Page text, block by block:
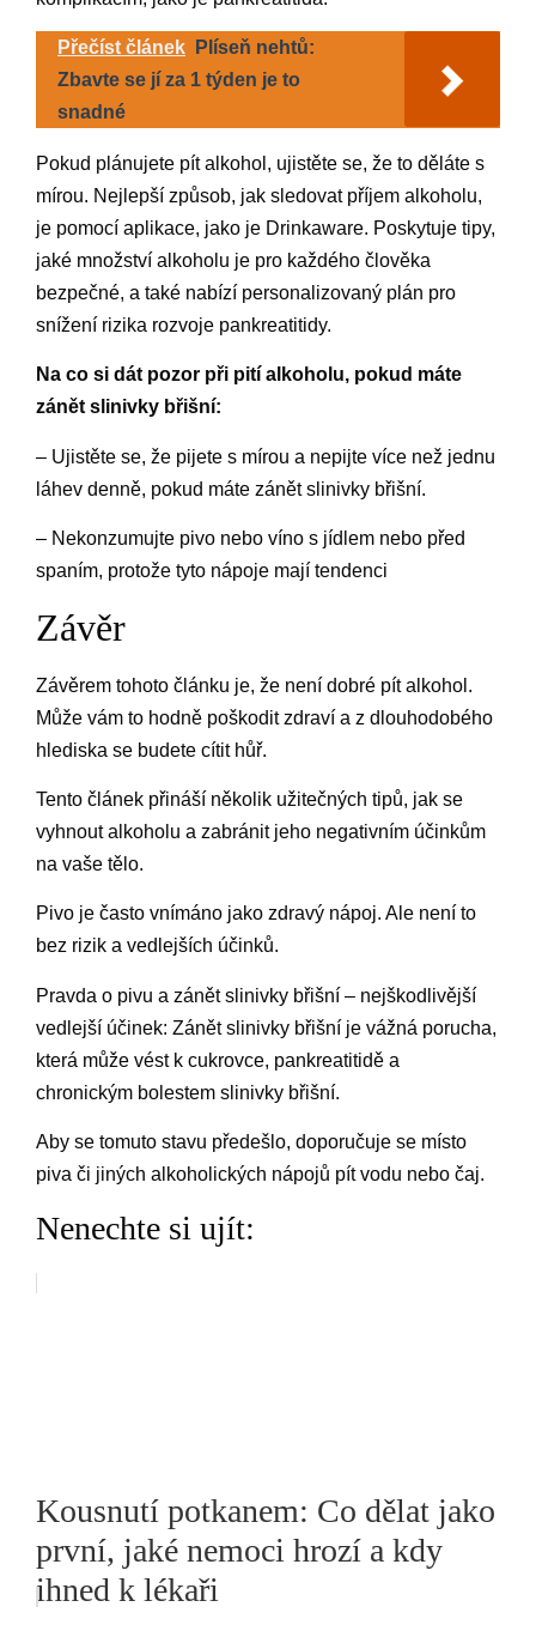
Přečíst článek
Plíseň nehtů:
Zbavte se jí za 1 týden je to
snadné
Pokud plánujete pít alkohol, ujistěte se, že to děláte s
mírou. Nejlepší způsob, jak sledovat příjem alkoholu,
je pomocí aplikace, jako je Drinkaware. Poskytuje tipy,
jaké množství alkoholu je pro každého člověka
bezpečné, a také nabízí personalizovaný plán pro
snížení rizika rozvoje pankreatitidy.
Na co si dát pozor při pití alkoholu, pokud máte
zánět slinivky břišní:
– Ujistěte se, že pijete s mírou a nepijte více než jednu
láhev denně, pokud máte zánět slinivky břišní.
– Nekonzumujte pivo nebo víno s jídlem nebo před
spaním, protože tyto nápoje mají tendenci
Závěr
Závěrem tohoto článku je, že není dobré pít alkohol.
Může vám to hodně poškodit zdraví a z dlouhodobého
hlediska se budete cítit hůř.
Tento článek přináší několik užitečných tipů, jak se
vyhnout alkoholu a zabránit jeho negativním účinkům
na vaše tělo.
Pivo je často vnímáno jako zdravý nápoj. Ale není to
bez rizik a vedlejších účinků.
Pravda o pivu a zánět slinivky břišní – nejškodlivější
vedlejší účinek: Zánět slinivky břišní je vážná porucha,
která může vést k cukrovce, pankreatitidě a
chronickým bolestem slinivky břišní.
Aby se tomuto stavu předešlo, doporučuje se místo
piva či jiných alkoholických nápojů pít vodu nebo čaj.
Nenechte si ujít:
Kousnutí potkanem: Co dělat jako
první, jaké nemoci hrozí a kdy
ihned k lékaři